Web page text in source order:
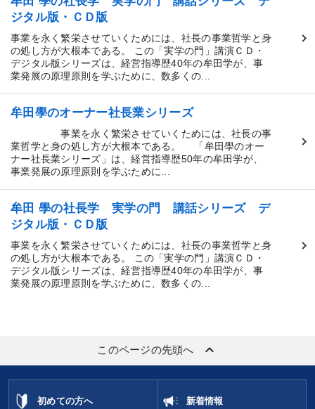
ジタル版・ＣＤ版
事業を永く繁栄させていくためには、社長の事業哲学と身
の処し方が大根本である。 この「実学の門」講演ＣＤ・
デジタル版シリーズは、経営指導歴40年の牟田学が、事
業発展の原理原則を学ぶために、数多くの...
牟田學のオーナー社長業シリーズ
事業を永く繁栄させていくためには、社長の事
業哲学と身の処し方が大根本である。 「牟田學のオー
ナー社長業シリーズ」は、経営指導歴50年の牟田学が、
事業発展の原理原則を学ぶために...
牟田 學の社長学 実学の門 講話シリーズ デ
ジタル版・ＣＤ版
事業を永く繁栄させていくためには、社長の事業哲学と身
の処し方が大根本である。 この「実学の門」講演ＣＤ・
デジタル版シリーズは、経営指導歴40年の牟田学が、事
業発展の原理原則を学ぶために、数多くの...
このページの先頭へ keyboard_arrow_up
初めての方へ 新着情報